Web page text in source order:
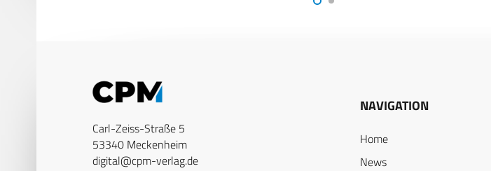
Carl-Zeiss-Straße 5
53340 Meckenheim
digital@cpm-verlag.de
NAVIGATION
Home
News